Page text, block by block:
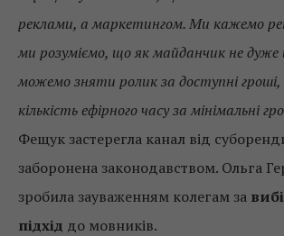
реклами, а маркетингом. Ми кажемо
ми розуміємо, що як майданчик не дуже
можемо зняти ролик за доступні
кількість ефірного часу за мінімальні
Фещук застерегла канал від
заборонена законодавством. Ольга
зробила зауваженням колегам за
підхід до мовників.